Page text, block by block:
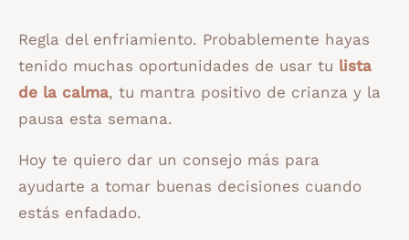
Regla del enfriamiento. Probablemente hayas
tenido muchas oportunidades de usar tu lista
de la calma, tu mantra positivo de crianza y la
pausa esta semana.
Hoy te quiero dar un consejo más para
ayudarte a tomar buenas decisiones cuando
estás enfadado.